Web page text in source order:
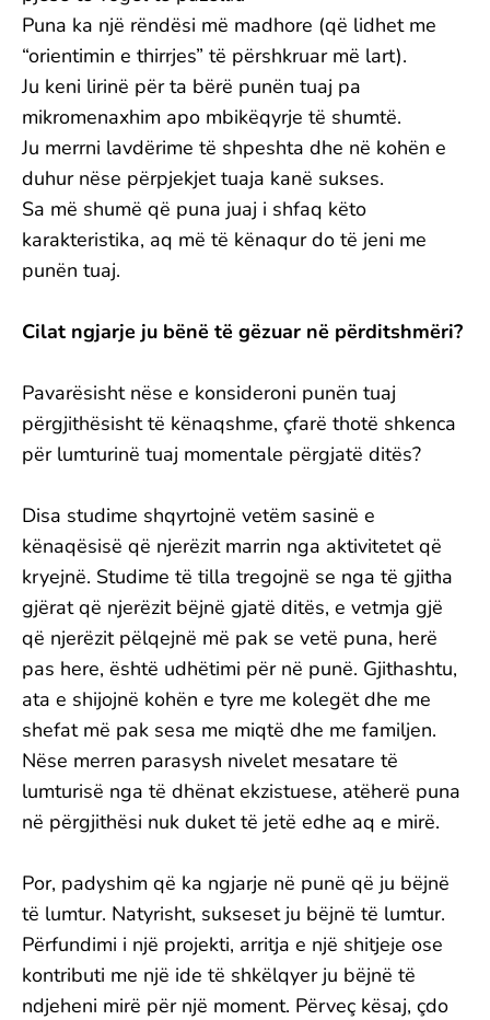
Puna ka një rëndësi më madhore (që lidhet me
“orientimin e thirrjes” të përshkruar më lart).
Ju keni lirinë për ta bërë punën tuaj pa
mikromenaxhim apo mbikëqyrje të shumtë.
Ju merrni lavdërime të shpeshta dhe në kohën e
duhur nëse përpjekjet tuaja kanë sukses.
Sa më shumë që puna juaj i shfaq këto
karakteristika, aq më të kënaqur do të jeni me
punën tuaj.
Cilat ngjarje ju bënë të gëzuar në përditshmëri?
Pavarësisht nëse e konsideroni punën tuaj
përgjithësisht të kënaqshme, çfarë thotë shkenca
për lumturinë tuaj momentale përgjatë ditës?
Disa studime shqyrtojnë vetëm sasinë e
kënaqësisë që njerëzit marrin nga aktivitetet që
kryejnë. Studime të tilla tregojnë se nga të gjitha
gjërat që njerëzit bëjnë gjatë ditës, e vetmja gjë
që njerëzit pëlqejnë më pak se vetë puna, herë
pas here, është udhëtimi për në punë. Gjithashtu,
ata e shijojnë kohën e tyre me kolegët dhe me
shefat më pak sesa me miqtë dhe me familjen.
Nëse merren parasysh nivelet mesatare të
lumturisë nga të dhënat ekzistuese, atëherë puna
në përgjithësi nuk duket të jetë edhe aq e mirë.
Por, padyshim që ka ngjarje në punë që ju bëjnë
të lumtur. Natyrisht, sukseset ju bëjnë të lumtur.
Përfundimi i një projekti, arritja e një shitjeje ose
kontributi me një ide të shkëlqyer ju bëjnë të
ndjeheni mirë për një moment. Përveç kësaj, çdo